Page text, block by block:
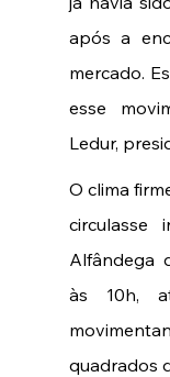
após a
mercado.
esse
Ledur,
O clima
circulasse
Alfândega
às 10h,
quadrados